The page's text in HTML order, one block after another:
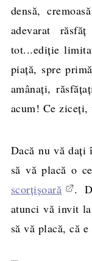
densă,
adevarat
tot...ediție
piață, spre
amânați,
acum! Ce ziceți,
Dacă nu vă daţi
să vă placă o
scorţişoară
.
atunci vă invit
să vă placă, că